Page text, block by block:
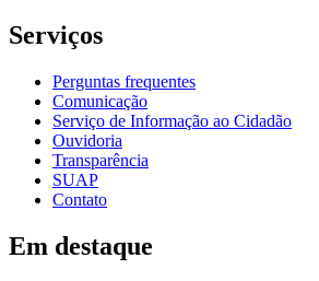
Serviços
Perguntas frequentes
Comunicação
Serviço de Informação ao Cidadão
Ouvidoria
Transparência
SUAP
Contato
Em destaque